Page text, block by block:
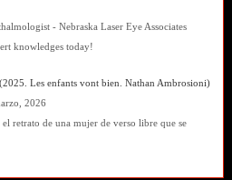
- Nebraska Laser Eye Associates
knowledges today!
Les enfants vont bien. Nathan Ambrosioni)
2026
retrato de una mujer de verso libre que se